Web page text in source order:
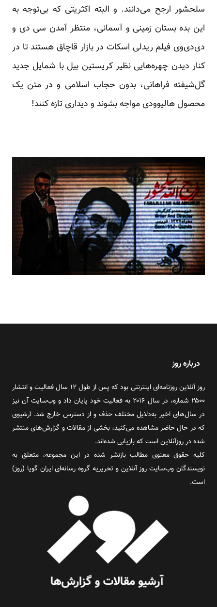
سلحشور ارجح می‌دانند. و البته اکثریتی که بی‌توجه به
این بده بستان زمینی و آسمانی، منتظر آمدن سی ‌دی و
دی‌دی‌وی فیلم ریدلی اسکات در بازار قاچاق هستند تا در
کنار دیدن چهره‌هایی نظیر کریستین بیل با شمایل جدید
گل‌شیفته فراهانی، بدون حجاب اسلامی و در متن یک
محصول هالیوودی مواجه بشوند و دیداری تازه کنند!
درباره روز
روز آنلاین روزنامه‌ای اینترنتی بود که پس از طول ۱۲ سال فعالیت و انتشار
۲۵۰۰ شماره، در سال ۲۰۱۶ به فعالیت خود پایان داد و وب‌سایت آن نیز
در سال‌های اخیر به‌دلایل مختلف حذف و از دسترس خارج شد. آرشیوی
که در حال حاضر مشاهده می‌کنید، بخشی از مقالات و گزارش‌های منتشر
شده در روزآنلاین است که بازیابی شده‌اند.
کلیه حقوق معنوی مطالب بازنشر شده در این مجموعه، متعلق به
نویسندگان وب‌سایت روز آنلاین و تحریریه گروه رسانه‌ای ایران گویا (روز)
است.